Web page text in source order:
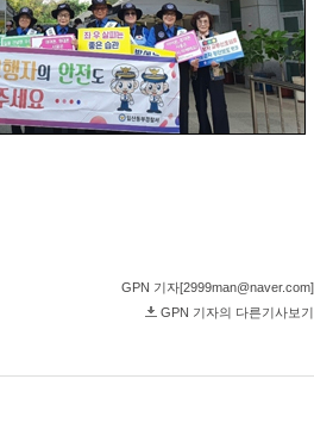
GPN 기자[2999man@naver.com]
GPN 기자의 다른기사보기